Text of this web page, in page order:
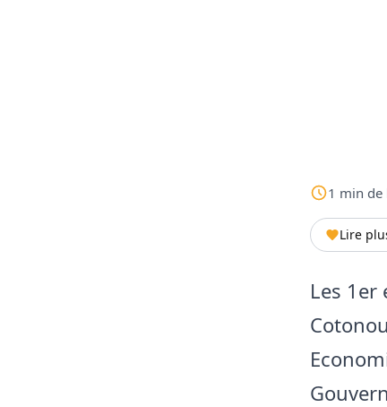
1 min de
Lire
Les 1er